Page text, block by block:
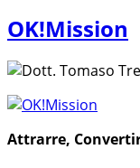
OK!Mission
Attrarre,